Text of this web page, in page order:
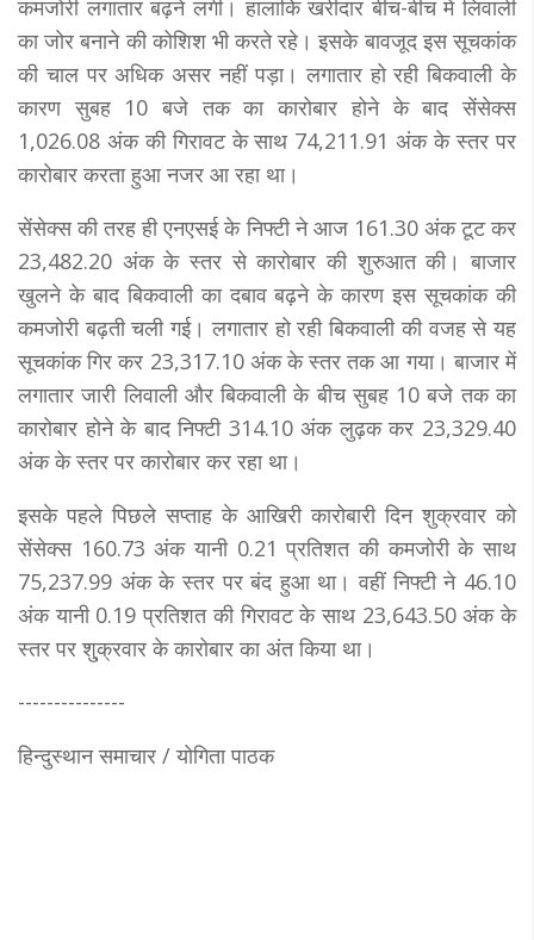
कमजोरी लगातार बढ़ने लगी। हालांकि खरीदार बीच-बीच में लिवाली
का जोर बनाने की कोशिश भी करते रहे। इसके बावजूद इस सूचकांक
की चाल पर अधिक असर नहीं पड़ा। लगातार हो रही बिकवाली के
कारण सुबह 10 बजे तक का कारोबार होने के बाद सेंसेक्स
1,026.08 अंक की गिरावट के साथ 74,211.91 अंक के स्तर पर
कारोबार करता हुआ नजर आ रहा था।
सेंसेक्स की तरह ही एनएसई के निफ्टी ने आज 161.30 अंक टूट कर
23,482.20 अंक के स्तर से कारोबार की शुरुआत की। बाजार
खुलने के बाद बिकवाली का दबाव बढ़ने के कारण इस सूचकांक की
कमजोरी बढ़ती चली गई। लगातार हो रही बिकवाली की वजह से यह
सूचकांक गिर कर 23,317.10 अंक के स्तर तक आ गया। बाजार में
लगातार जारी लिवाली और बिकवाली के बीच सुबह 10 बजे तक का
कारोबार होने के बाद निफ्टी 314.10 अंक लुढ़क कर 23,329.40
अंक के स्तर पर कारोबार कर रहा था।
इसके पहले पिछले सप्ताह के आखिरी कारोबारी दिन शुक्रवार को
सेंसेक्स 160.73 अंक यानी 0.21 प्रतिशत की कमजोरी के साथ
75,237.99 अंक के स्तर पर बंद हुआ था। वहीं निफ्टी ने 46.10
अंक यानी 0.19 प्रतिशत की गिरावट के साथ 23,643.50 अंक के
स्तर पर शु्क्रवार के कारोबार का अंत किया था।
---------------
हिन्दुस्थान समाचार / योगिता पाठक